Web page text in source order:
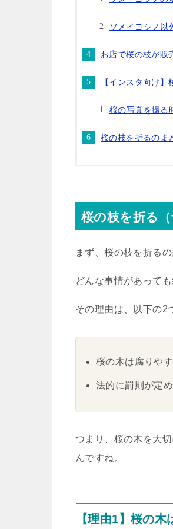
ソメイヨシノ以
お店で桜の枝が販
【インスタ向け
桜の写真を撮る
桜の枝を折るのま
桜の枝を折る
まず、桜の枝を折る
どんな事情があって
その理由は、以下の2
桜の木は腐りや
法的に罰則が定
つまり、桜の木を大
んですね。
【理由1】桜の